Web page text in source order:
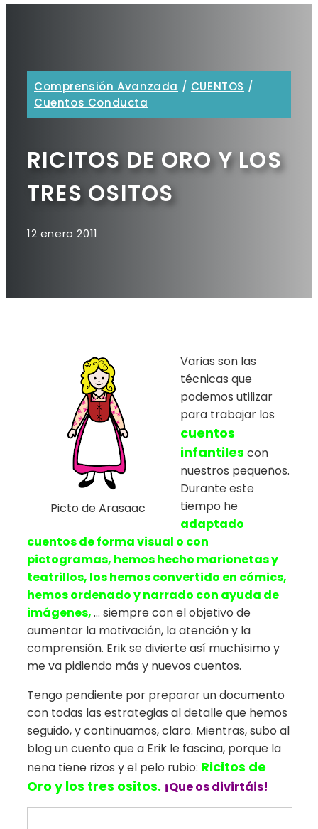
Comprensión Avanzada / CUENTOS /
Cuentos Conducta
RICITOS DE ORO Y LOS
TRES OSITOS
12 enero 2011
Picto de Arasaac
Varias son las
técnicas que
podemos utilizar
para trabajar los
cuentos
infantiles con
nuestros pequeños.
Durante este
tiempo he
adaptado
cuentos de forma visual o con
pictogramas, hemos hecho marionetas y
teatrillos, los hemos convertido en cómics,
hemos ordenado y narrado con ayuda de
imágenes,… siempre con el objetivo de
aumentar la motivación, la atención y la
comprensión. Erik se divierte así muchísimo y
me va pidiendo más y nuevos cuentos.
Tengo pendiente por preparar un documento
con todas las estrategias al detalle que hemos
seguido, y continuamos, claro. Mientras, subo al
blog un cuento que a Erik le fascina, porque la
nena tiene rizos y el pelo rubio: Ricitos de
Oro y los tres ositos. ¡Que os divirtáis!